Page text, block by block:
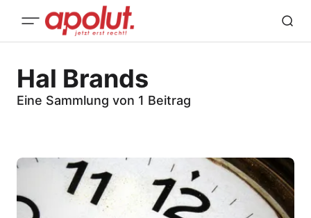
Hal Brands
Eine Sammlung von 1 Beitrag